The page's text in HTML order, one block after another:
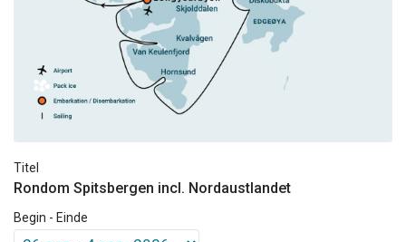
Titel
Rondom Spitsbergen incl. Nordaustlandet
Begin - Einde